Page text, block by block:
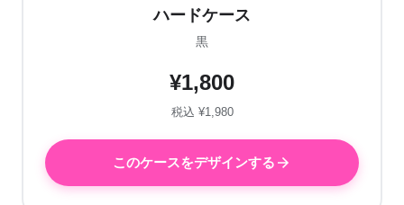
ハードケース
黒
¥1,800
税込 ¥1,980
このケースをデザインする